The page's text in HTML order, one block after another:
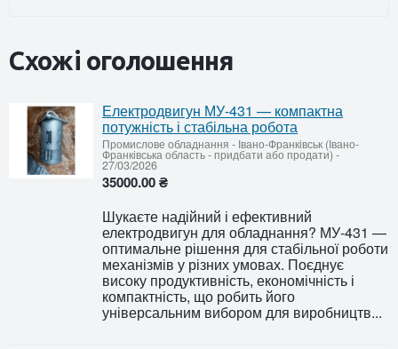
Схожі оголошення
Електродвигун МУ-431 — компактна
потужність і стабільна робота
Промислове обладнання - Івано-Франківськ (Івано-
Франківська область - придбати або продати) -
27/03/2026
35000.00 ₴
Шукаєте надійний і ефективний
електродвигун для обладнання? МУ-431 —
оптимальне рішення для стабільної роботи
механізмів у різних умовах. Поєднує
високу продуктивність, економічність і
компактність, що робить його
універсальним вибором для виробництв...